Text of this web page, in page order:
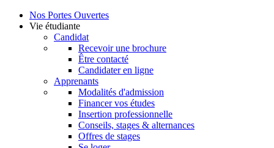
Nos Portes Ouvertes
Vie étudiante
Candidat
Recevoir une brochure
Être contacté
Candidater en ligne
Apprenants
Modalités d'admission
Financer vos études
Insertion professionnelle
Conseils, stages & alternances
Offres de stages